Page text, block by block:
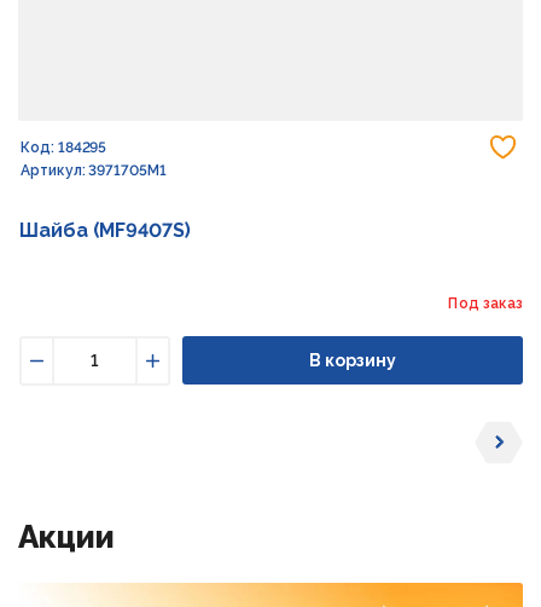
Код: 184295
Артикул: 3971705M1
Шайба (MF9407S)
Под заказ
Увеличить
В корзину
Акции